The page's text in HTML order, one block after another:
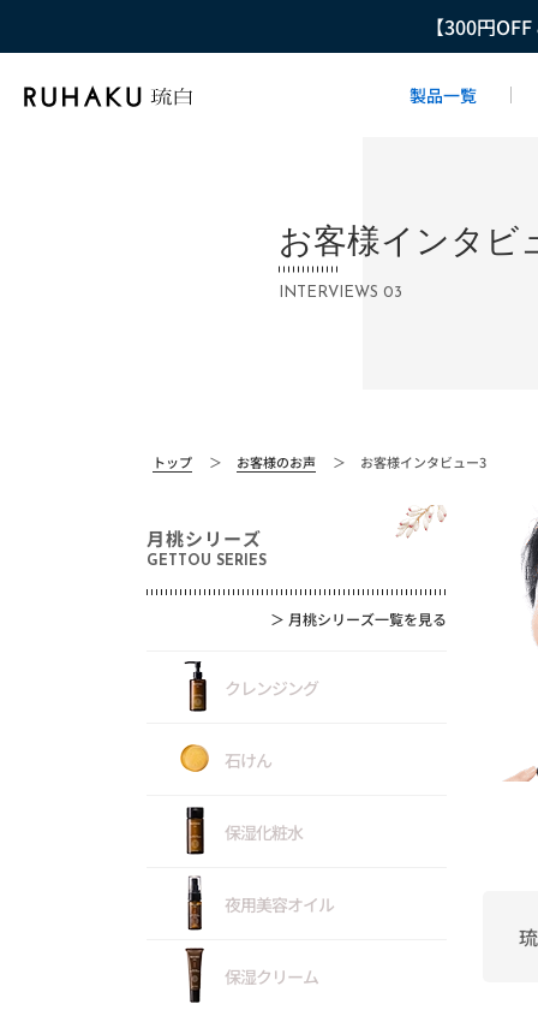
【300円
製品一覧
お客様インタビ
INTERVIEWS 03
トップ ＞ お客様のお声 ＞ お客様インタビュー3
月桃シリーズ
GETTOU SERIES
＞ 月桃シリーズ一覧を見る
クレンジング
石けん
保湿化粧水
夜用美容オイル
保湿クリーム